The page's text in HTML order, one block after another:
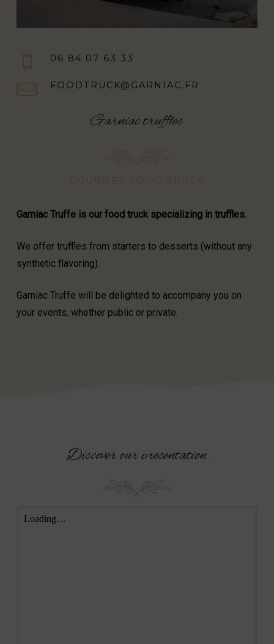
06 84 07 63 33
FOODTRUCK@GARNIAC.FR
Garniac truffles
GOURMET FOOD TRUCK
Garniac Truffe is our food truck specializing in truffles.
We offer truffles from starters to desserts (without any
synthetic flavoring).
Garniac Truffe will be delighted to accompany you on
your events, whether public or private.
Discoverourpresentation